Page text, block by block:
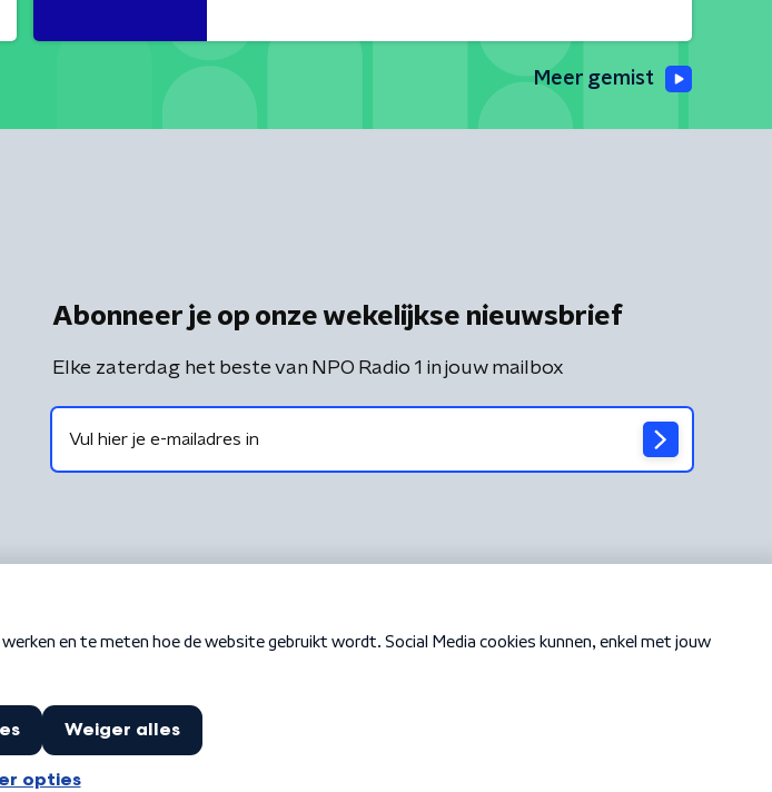
Meer gemist
Abonneer je op onze wekelijkse nieuwsbrief
Elke zaterdag het beste van NPO Radio 1 in jouw mailbox